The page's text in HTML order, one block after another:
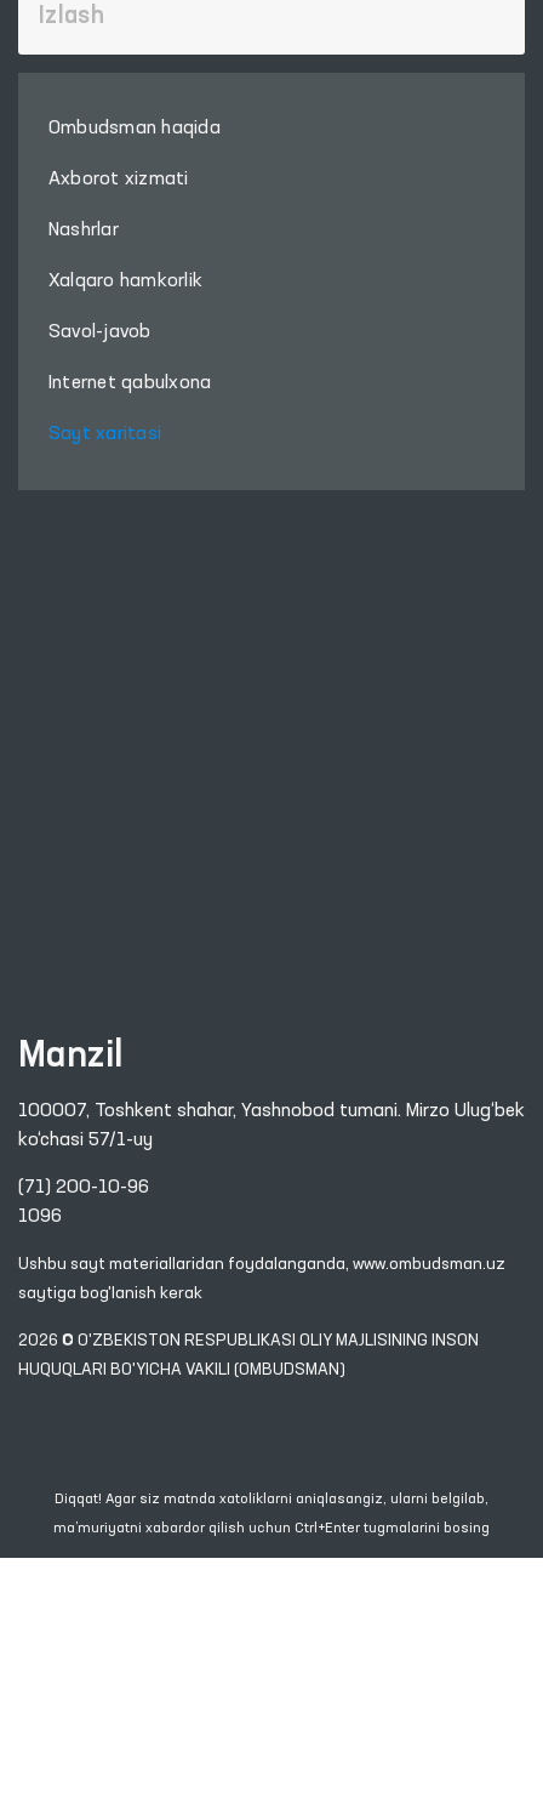
Ombudsman haqida
Axborot xizmati
Nashrlar
Xalqaro hamkorlik
Savol-javob
Internet qabulxona
Sayt xaritasi
Manzil
100007, Toshkent shahar, Yashnobod tumani. Mirzo Ulug‘bek
ko‘chasi 57/1-uy
(71) 200-10-96
1096
Ushbu sayt materiallaridan foydalanganda, www.ombudsman.uz
saytiga bog'lanish kerak
2026 © O'ZBEKISTON RESPUBLIKASI OLIY MAJLISINING INSON
HUQUQLARI BO'YICHA VAKILI (OMBUDSMAN)
Diqqat! Agar siz matnda xatoliklarni aniqlasangiz, ularni belgilab,
ma’muriyatni xabardor qilish uchun Ctrl+Enter tugmalarini bosing